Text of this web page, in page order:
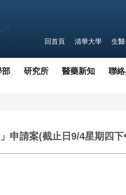
回首頁 清華大學 生
部 研究所 醫藥新知 聯
申請案(截止日9/4星期四下